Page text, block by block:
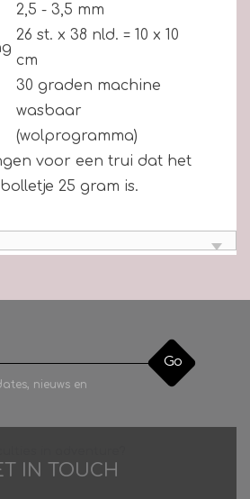
2,5 - 3,5 mm
26 st. x 38 nld. = 10 x 10
cm
30 graden machine
wasbaar
(wolprogramma)
voor een trui dat het
25 gram is.
Go
nieuws en
IN TOUCH